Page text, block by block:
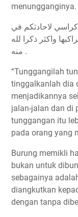
ﻛﺮﺍﺳﻲ ﻻﺣﺎﺩﺛﻜﻢ ﻓﻲ
ﻭﺍﻛﺜﺮ ﺫﻛﺮﺍ ﻟﻠﻪ
ﻣﻨﻪ .
“Tunggangilah
tinggalkanlah dia
menjadikannya
jalan-jalan dan di
tunggangan itu
pada orang yang
Burung memikli
bukan untuk
sebagainya
diangkutkan
dengan tanpa